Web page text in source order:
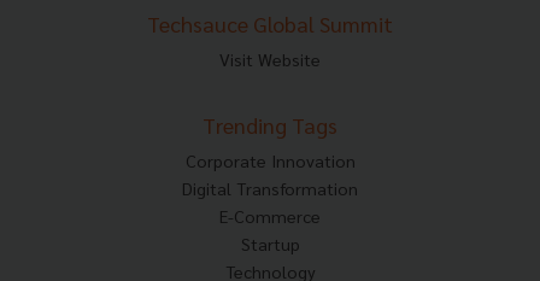
Techsauce Global Summit
Visit Website
Trending Tags
Corporate Innovation
Digital Transformation
E-Commerce
Startup
Technology